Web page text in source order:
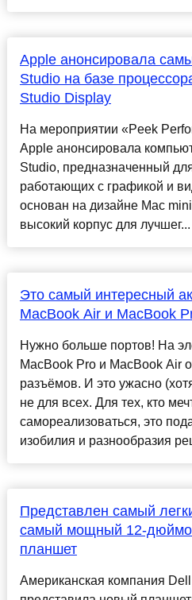
Apple анонсировала
Studio на базе
Studio Display
На мероприятии «Peek
Apple анонсировала
Studio, предназначенный
работающих с графикой и
основан на дизайне Mac
высокий корпус для лучшег...
Это самый интересный
MacBook Air и MacBook
Нужно больше портов! На
MacBook Pro и MacBook Air
разъёмов. И это ужасно
не для всех. Для тех, кто
самореализоваться, это
изобилия и разнообразия
Представлен самый
самый мощный 12-
планшет
Американская компания